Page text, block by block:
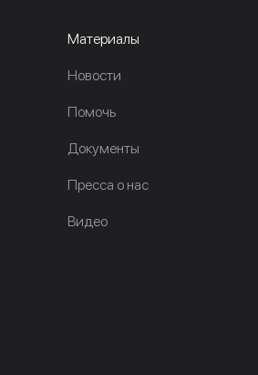
Материалы
Новости
Помочь
Документы
Пресса о нас
Видео